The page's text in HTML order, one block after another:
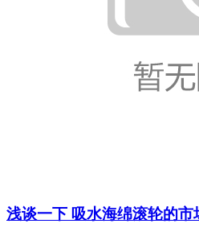
浅谈一下 吸水海绵滚轮的市